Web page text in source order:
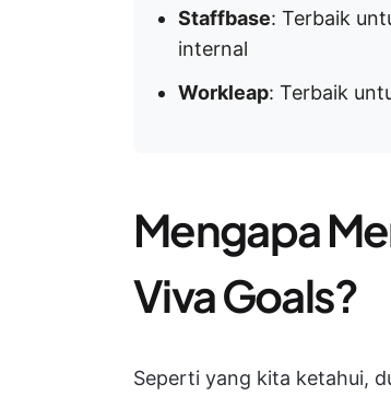
Staffbase: Terbaik
internal
Workleap: Terbaik
Mengapa
Viva Goals?
Seperti yang kita ketahui,